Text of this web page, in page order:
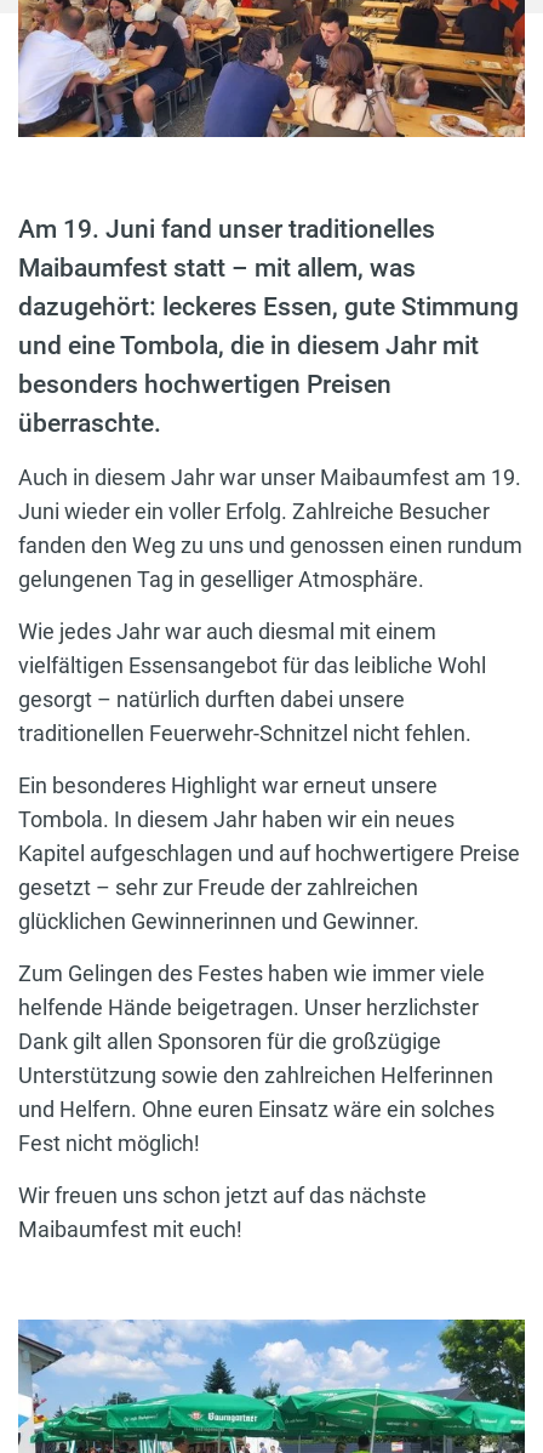
Am 19. Juni fand unser traditionelles
Maibaumfest statt – mit allem, was
dazugehört: leckeres Essen, gute Stimmung
und eine Tombola, die in diesem Jahr mit
besonders hochwertigen Preisen
überraschte.
Auch in diesem Jahr war unser Maibaumfest am 19.
Juni wieder ein voller Erfolg. Zahlreiche Besucher
fanden den Weg zu uns und genossen einen rundum
gelungenen Tag in geselliger Atmosphäre.
Wie jedes Jahr war auch diesmal mit einem
vielfältigen Essensangebot für das leibliche Wohl
gesorgt – natürlich durften dabei unsere
traditionellen Feuerwehr-Schnitzel nicht fehlen.
Ein besonderes Highlight war erneut unsere
Tombola. In diesem Jahr haben wir ein neues
Kapitel aufgeschlagen und auf hochwertigere Preise
gesetzt – sehr zur Freude der zahlreichen
glücklichen Gewinnerinnen und Gewinner.
Zum Gelingen des Festes haben wie immer viele
helfende Hände beigetragen. Unser herzlichster
Dank gilt allen Sponsoren für die großzügige
Unterstützung sowie den zahlreichen Helferinnen
und Helfern. Ohne euren Einsatz wäre ein solches
Fest nicht möglich!
Wir freuen uns schon jetzt auf das nächste
Maibaumfest mit euch!